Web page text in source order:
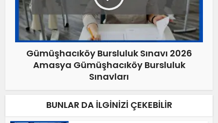
Gümüşhacıköy Bursluluk Sınavı 2026
Amasya Gümüşhacıköy Bursluluk
Sınavları
BUNLAR DA İLGINIZI ÇEKEBILIR